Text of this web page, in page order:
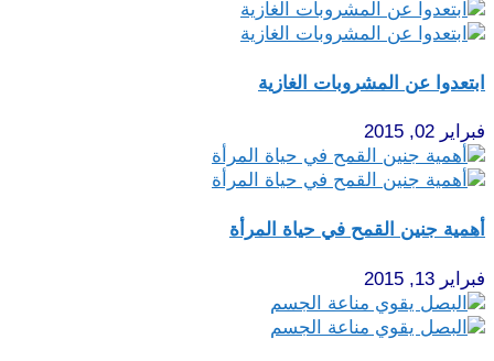
ابتعدوا عن المشروبات الغازية
فبراير 02, 2015
أهمية جنين القمح في حياة المرأة‏
فبراير 13, 2015